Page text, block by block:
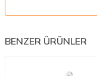
BENZER ÜRÜNLER